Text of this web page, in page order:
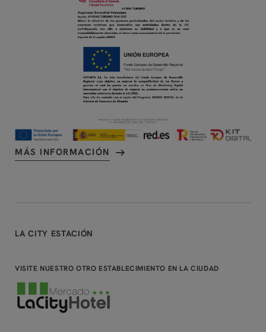
MÁS INFORMACIÓN
LA CITY ESTACIÓN
VISITE NUESTRO OTRO ESTABLECIMIENTO EN LA CIUDAD